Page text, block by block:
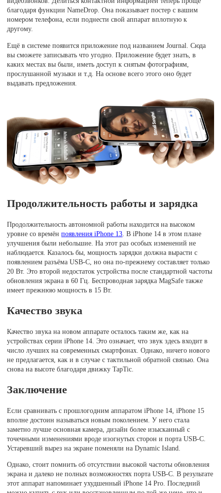
благодаря функции NameDrop. Она показывает постер с вашим
номером телефона, если поднести свой аппарат вплотную к
другому.
Ещё в системе появится приложение под названием Journal. Сюда
вы сможете записывать что угодно. Приложение будет знать, в
каких местах вы были, иметь доступ к снятым фотографиям,
прослушанной музыки и т.д. На основе всего этого оно будет
выдавать предложения.
Продолжительность работы и зарядка
Продолжительность автономной работы находится на высоком
уровне со времёнпоявления iPhone 13. В iPhone 14 в этом плане
улучшения были небольшие. На этот раз особых изменений не
наблюдается. Казалось бы, мощность зарядки должна вырасти с
появлением разъёма USB-C, но она по-прежнему составляет только
20 Вт. Это второй недостаток устройства после стандартной частоты
обновления экрана в 60 Гц. Беспроводная зарядка MagSafe также
имеет прежнюю мощность в 15 Вт.
Качество звука
Качество звука на новом аппарате осталось таким же, как на
устройствах серии iPhone 14. Это означает, что звук здесь входит в
число лучших на современных смартфонах. Однако, ничего нового
не предлагается, как и в случае с тактильной обратной связью. Она
снова на высоте благодаря движку TapTic.
Заключение
Если сравнивать с прошлогодним аппаратом iPhone 14, iPhone 15
вполне достоин называться новым поколением. У него стала
заметно лучше основная камера, дизайн более изысканный с
точечными изменениями вроде изогнутых сторон и порта USB-C.
Устаревший вырез на экране поменяли на Dynamic Island.
Однако, стоит помнить об отсутствии высокой частоты обновления
экрана и далеко не полных возможностях порта USB-C. В результате
этот аппарат напоминает ухудшенный iPhone 14 Pro. Последний